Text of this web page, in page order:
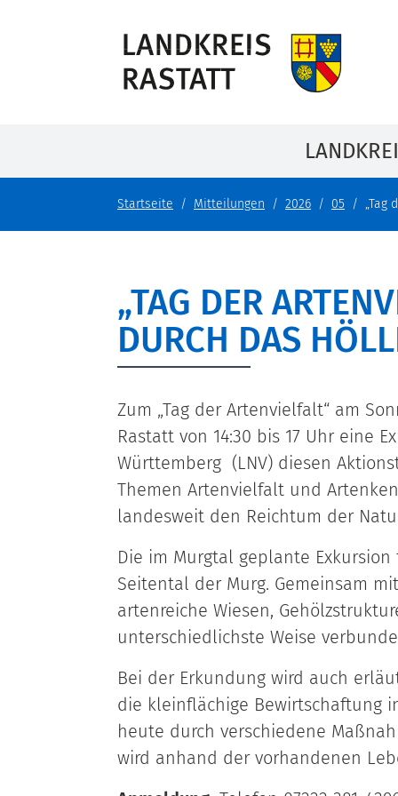
Startseite Mitteilungen 2026 05 „Tag
„TAG DER
DURCH DAS
Zum „Tag der Artenvielfalt“ am
Rastatt von 14:30 bis 17 Uhr eine
Württemberg (LNV) diesen
Themen Artenvielfalt und
landesweit den Reichtum der
Die im Murgtal geplante
Seitental der Murg. Gemeinsam
artenreiche Wiesen,
unterschiedlichste Weise
Bei der Erkundung wird auch
die kleinflächige Bewirtschaftung
heute durch verschiedene
wird anhand der vorhandenen